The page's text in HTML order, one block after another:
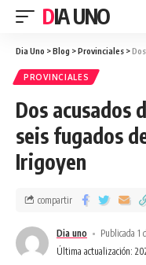
DIA UNO
Dia Uno >Blog >Provinciales >Dos
PROVINCIALES
Dos acusados
seis fugados
Irigoyen
Última actualización:
Dia uno Publicada 1
compartir